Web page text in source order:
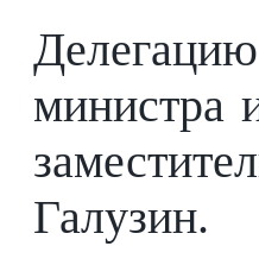
министра
Галузин.